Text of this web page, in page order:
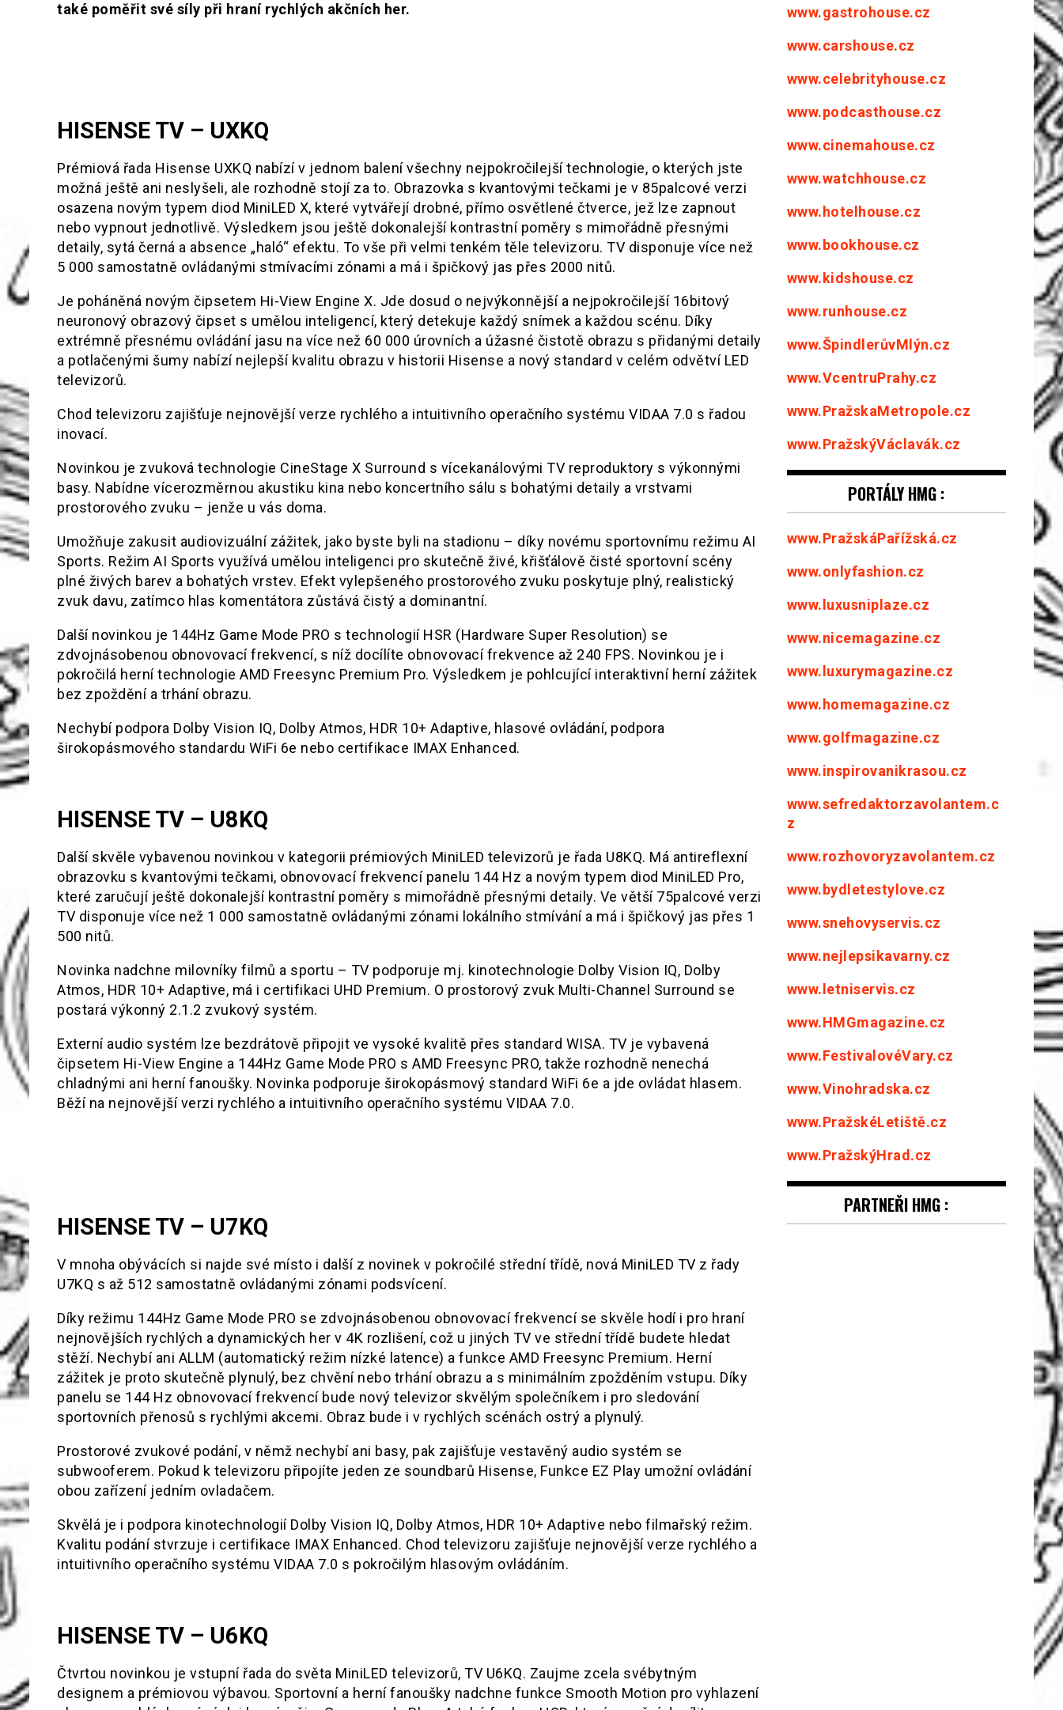
také poměřit své síly při hraní rychlých akčních her.
HISENSE TV – UXKQ
Prémiová řada Hisense UXKQ nabízí v jednom balení všechny nejpokročilejší technologie, o kterých jste
možná ještě ani neslyšeli, ale rozhodně stojí za to. Obrazovka s kvantovými tečkami je v 85palcové verzi
osazena novým typem diod MiniLED X, které vytvářejí drobné, přímo osvětlené čtverce, jež lze zapnout
nebo vypnout jednotlivě. Výsledkem jsou ještě dokonalejší kontrastní poměry s mimořádně přesnými
detaily, sytá černá a absence „haló“ efektu. To vše při velmi tenkém těle televizoru. TV disponuje více než
5 000 samostatně ovládanými stmívacími zónami a má i špičkový jas přes 2000 nitů.
Je poháněná novým čipsetem Hi-View Engine X. Jde dosud o nejvýkonnější a nejpokročilejší 16bitový
neuronový obrazový čipset s umělou inteligencí, který detekuje každý snímek a každou scénu. Díky
extrémně přesnému ovládání jasu na více než 60 000 úrovních a úžasné čistotě obrazu s přidanými detaily
a potlačenými šumy nabízí nejlepší kvalitu obrazu v historii Hisense a nový standard v celém odvětví LED
televizorů.
Chod televizoru zajišťuje nejnovější verze rychlého a intuitivního operačního systému VIDAA 7.0 s řadou
inovací.
Novinkou je zvuková technologie CineStage X Surround s vícekanálovými TV reproduktory s výkonnými
basy. Nabídne vícerozměrnou akustiku kina nebo koncertního sálu s bohatými detaily a vrstvami
prostorového zvuku – jenže u vás doma.
Umožňuje zakusit audiovizuální zážitek, jako byste byli na stadionu – díky novému sportovnímu režimu AI
Sports. Režim AI Sports využívá umělou inteligenci pro skutečně živé, křišťálově čisté sportovní scény
plné živých barev a bohatých vrstev. Efekt vylepšeného prostorového zvuku poskytuje plný, realistický
zvuk davu, zatímco hlas komentátora zůstává čistý a dominantní.
Další novinkou je 144Hz Game Mode PRO s technologií HSR (Hardware Super Resolution) se
zdvojnásobenou obnovovací frekvencí, s níž docílíte obnovovací frekvence až 240 FPS. Novinkou je i
pokročilá herní technologie AMD Freesync Premium Pro. Výsledkem je pohlcující interaktivní herní zážitek
bez zpoždění a trhání obrazu.
Nechybí podpora Dolby Vision IQ, Dolby Atmos, HDR 10+ Adaptive, hlasové ovládání, podpora
širokopásmového standardu WiFi 6e nebo certifikace IMAX Enhanced.
HISENSE TV – U8KQ
Další skvěle vybavenou novinkou v kategorii prémiových MiniLED televizorů je řada U8KQ. Má antireflexní
obrazovku s kvantovými tečkami, obnovovací frekvencí panelu 144 Hz a novým typem diod MiniLED Pro,
které zaručují ještě dokonalejší kontrastní poměry s mimořádně přesnými detaily. Ve větší 75palcové verzi
TV disponuje více než 1 000 samostatně ovládanými zónami lokálního stmívání a má i špičkový jas přes 1
500 nitů.
Novinka nadchne milovníky filmů a sportu – TV podporuje mj. kinotechnologie Dolby Vision IQ, Dolby
Atmos, HDR 10+ Adaptive, má i certifikaci UHD Premium. O prostorový zvuk Multi-Channel Surround se
postará výkonný 2.1.2 zvukový systém.
Externí audio systém lze bezdrátově připojit ve vysoké kvalitě přes standard WISA. TV je vybavená
čipsetem Hi-View Engine a 144Hz Game Mode PRO s AMD Freesync PRO, takže rozhodně nenechá
chladnými ani herní fanoušky. Novinka podporuje širokopásmový standard WiFi 6e a jde ovládat hlasem.
Běží na nejnovější verzi rychlého a intuitivního operačního systému VIDAA 7.0.
HISENSE TV – U7KQ
V mnoha obývácích si najde své místo i další z novinek v pokročilé střední třídě, nová MiniLED TV z řady
U7KQ s až 512 samostatně ovládanými zónami podsvícení.
Díky režimu 144Hz Game Mode PRO se zdvojnásobenou obnovovací frekvencí se skvěle hodí i pro hraní
nejnovějších rychlých a dynamických her v 4K rozlišení, což u jiných TV ve střední třídě budete hledat
stěží. Nechybí ani ALLM (automatický režim nízké latence) a funkce AMD Freesync Premium. Herní
zážitek je proto skutečně plynulý, bez chvění nebo trhání obrazu a s minimálním zpožděním vstupu. Díky
panelu se 144 Hz obnovovací frekvencí bude nový televizor skvělým společníkem i pro sledování
sportovních přenosů s rychlými akcemi. Obraz bude i v rychlých scénách ostrý a plynulý.
Prostorové zvukové podání, v němž nechybí ani basy, pak zajišťuje vestavěný audio systém se
subwooferem. Pokud k televizoru připojíte jeden ze soundbarů Hisense, Funkce EZ Play umožní ovládání
obou zařízení jedním ovladačem.
Skvělá je i podpora kinotechnologií Dolby Vision IQ, Dolby Atmos, HDR 10+ Adaptive nebo filmařský režim.
Kvalitu podání stvrzuje i certifikace IMAX Enhanced. Chod televizoru zajišťuje nejnovější verze rychlého a
intuitivního operačního systému VIDAA 7.0 s pokročilým hlasovým ovládáním.
HISENSE TV – U6KQ
Čtvrtou novinkou je vstupní řada do světa MiniLED televizorů, TV U6KQ. Zaujme zcela svébytným
designem a prémiovou výbavou. Sportovní a herní fanoušky nadchne funkce Smooth Motion pro vyhlazení
www.gastrohouse.cz
www.carshouse.cz
www.celebrityhouse.cz
www.podcasthouse.cz
www.cinemahouse.cz
www.watchhouse.cz
www.hotelhouse.cz
www.bookhouse.cz
www.kidshouse.cz
www.runhouse.cz
www.ŠpindlerůvMlýn.cz
www.VcentruPrahy.cz
www.PražskaMetropole.cz
www.PražskýVáclavák.cz
PORTÁLY HMG :
www.PražskáPařížská.cz
www.onlyfashion.cz
www.luxusniplaze.cz
www.nicemagazine.cz
www.luxurymagazine.cz
www.homemagazine.cz
www.golfmagazine.cz
www.inspirovanikrasou.cz
www.sefredaktorzavolantem.c
z
www.rozhovoryzavolantem.cz
www.bydletestylove.cz
www.snehovyservis.cz
www.nejlepsikavarny.cz
www.letniservis.cz
www.HMGmagazine.cz
www.FestivalovéVary.cz
www.Vinohradska.cz
www.PražskéLetiště.cz
www.PražskýHrad.cz
PARTNEŘI HMG :